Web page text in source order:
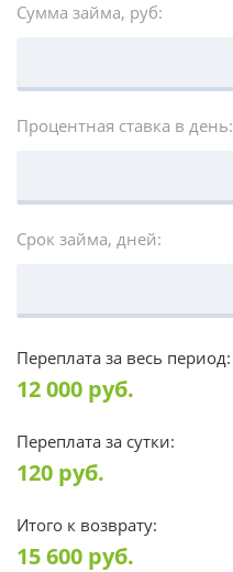
Сумма займа, руб:
Процентная ставка в день:
Срок займа, дней:
Переплата за весь период:
12 000 руб.
Переплата за сутки:
120 руб.
Итого к возврату:
15 600 руб.